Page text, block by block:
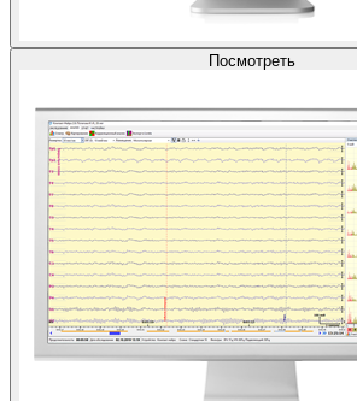
Посмотреть